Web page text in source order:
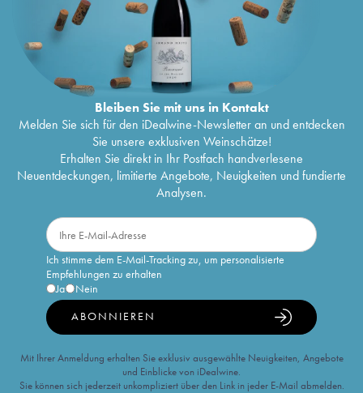
Bleiben Sie mit uns in Kontakt
Melden Sie sich für den iDealwine-Newsletter an und entdecken
Sie unsere exklusiven Weinschätze!
Erhalten Sie direkt in Ihr Postfach handverlesene
Neuentdeckungen, limitierte Angebote, Neuigkeiten und fundierte
Analysen.
Ich stimme dem E-Mail-Tracking zu, um personalisierte
Empfehlungen zu erhalten
Ja
Nein
ABONNIEREN
Mit Ihrer Anmeldung erhalten Sie exklusiv ausgewählte Neuigkeiten, Angebote
und Einblicke von iDealwine.
Sie können sich jederzeit unkompliziert über den Link in jeder E-Mail abmelden.